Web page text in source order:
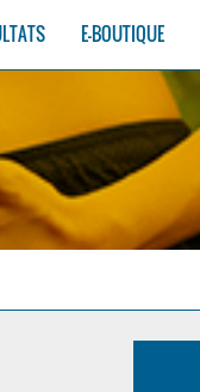
E-BOUTIQUE